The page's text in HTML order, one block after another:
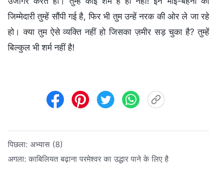
जिम्मेदारी तुम्हें सौंपी गई है, फिर भी तुम उन्हें नरक की ओर ले जा रहे
हो। क्या तुम ऐसे व्यक्ति नहीं हो जिसका ज़मीर सड़ चुका है? तुम्हें
बिल्कुल भी शर्म नहीं है!
पिछला: अभ्यास (8)
अगला: काबिलियत बढ़ाना परमेश्वर का उद्धार पाने के लिए है